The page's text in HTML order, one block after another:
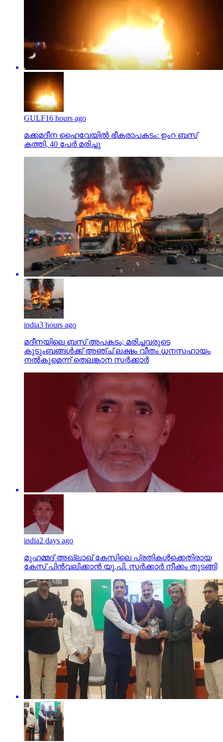
GULF16 hours ago
മക്കമദീന ഹൈവേയില്‍ ഭീകരാപകടം: ഉംറ ബസ്
കത്തി, 40 പേര്‍ മരിച്ചു
india3 hours ago
മദീനയിലെ ബസ് അപകടം; മരിച്ചവരുടെ
കുടുംബങ്ങള്‍ക്ക് അഞ്ച് ലക്ഷം വീതം ധനസഹായം
നല്‍കുമെന്ന് തെലങ്കാന സര്‍ക്കാര്‍
india2 days ago
മുഹമ്മദ് അഖ്‌ലാഖ് കേസിലെ പ്രതികള്‍ക്കെതിരായ
കേസ് പിന്‍വലിക്കാന്‍ യു.പി. സര്‍ക്കാര്‍ നീക്കം തുടങ്ങി